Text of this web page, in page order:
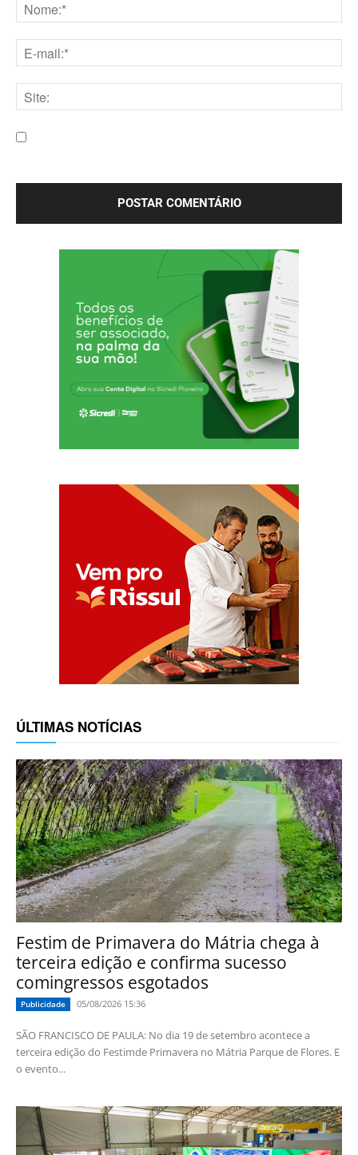
mail:*
ÚLTIMAS NOTÍCIAS
Festim de Primavera do Mátria chega à
terceira edição e confirma sucesso
comingressos esgotados
Publicidade 05/08/2026 15:36
SÃO FRANCISCO DE PAULA: No dia 19 de setembro acontece a
terceira edição do Festimde Primavera no Mátria Parque de Flores. E
o evento...